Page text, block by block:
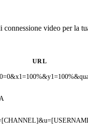
video per la
URL